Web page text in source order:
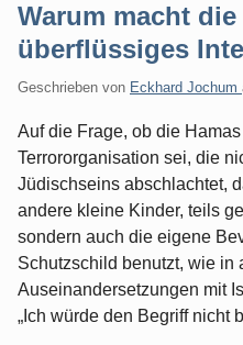
Warum macht
überflüssiges
Geschrieben von Eckhard Jochum
Auf die Frage, ob die
Terrororganisation sei, die
Jüdischseins abschlachtet,
andere kleine Kinder, teils
sondern auch die eigene
Schutzschild benutzt, wie
Auseinandersetzungen mit
„Ich würde den Begriff nicht